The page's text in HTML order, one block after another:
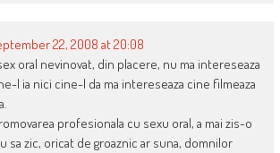
22, 2008 at 20:08
oral nevinovat, din placere, nu ma intereseaza
l ia nici cine-l da ma intereseaza cine filmeaza
profesionala cu sexu oral, a mai zis-o
sa zic, oricat de groaznic ar suna, domnilor